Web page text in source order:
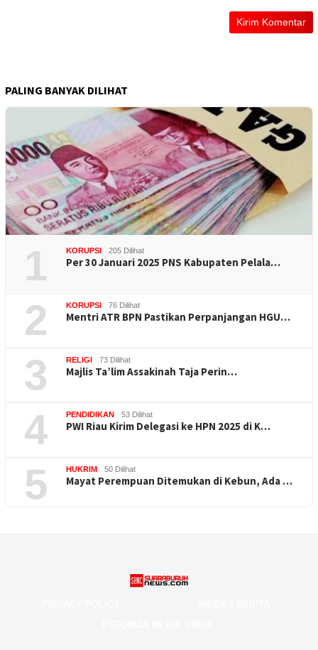
PALING BANYAK DILIHAT
1 KORUPSI 205 Dilihat
Per 30 Januari 2025 PNS Kabupaten Pelala…
2 KORUPSI 76 Dilihat
Mentri ATR BPN Pastikan Perpanjangan HGU…
3 RELIGI 73 Dilihat
Majlis Ta’lim Assakinah Taja Perin…
4 PENDIDIKAN 53 Dilihat
PWI Riau Kirim Delegasi ke HPN 2025 di K…
5 HUKRIM 50 Dilihat
Mayat Perempuan Ditemukan di Kebun, Ada …